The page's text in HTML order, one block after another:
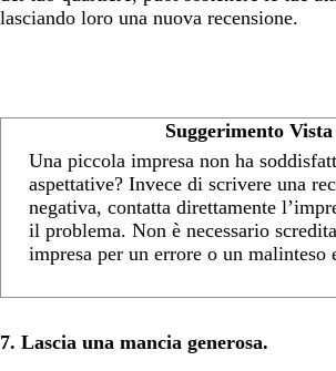
lasciando loro una nuova recensione.
Suggerimento Vista
Una piccola impresa non ha
aspettative? Invece di scrivere una
negativa, contatta direttamente
il problema. Non è necessario
impresa per un errore o un malinteso
7. Lascia una mancia generosa.